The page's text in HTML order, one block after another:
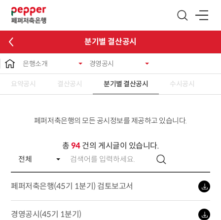
분기별 결산공시
은행소개 경영공시
요약공시 결산공시 분기별 결산공시 수시공시
페퍼저축은행의 모든 공시정보를 제공하고 있습니다.
총94건의 게시글이 있습니다.
페퍼저축은행(45기 1분기) 검토보고서
경영공시(45기 1분기)